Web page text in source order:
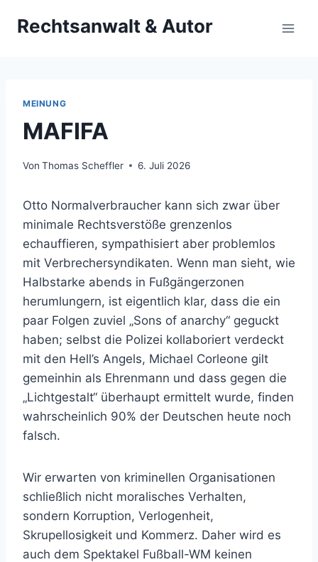
InhaltRechtsanwalt & Autor
MEINUNG
MAFIFA
Von Thomas Scheffler 6. Juli 2026
Otto Normalverbraucher kann sich zwar über
minimale Rechtsverstöße grenzenlos
echauffieren, sympathisiert aber problemlos
mit Verbrechersyndikaten. Wenn man sieht, wie
Halbstarke abends in Fußgängerzonen
herumlungern, ist eigentlich klar, dass die ein
paar Folgen zuviel „Sons of anarchy“ geguckt
haben; selbst die Polizei kollaboriert verdeckt
mit den Hell’s Angels, Michael Corleone gilt
gemeinhin als Ehrenmann und dass gegen die
„Lichtgestalt“ überhaupt ermittelt wurde, finden
wahrscheinlich 90% der Deutschen heute noch
falsch.
Wir erwarten von kriminellen Organisationen
schließlich nicht moralisches Verhalten,
sondern Korruption, Verlogenheit,
Skrupellosigkeit und Kommerz. Daher wird es
auch dem Spektakel Fußball-WM keinen